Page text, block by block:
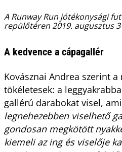
A Runway Run jótékonysági
repülőtéren 2019. augusztus
A kedvence a cápagallér
Kovásznai Andrea szerint
tökéletesek: a
gallérú darabokat visel,
legnehezebben viselhető
gondosan megkötött
kiemeli az ing és viselője